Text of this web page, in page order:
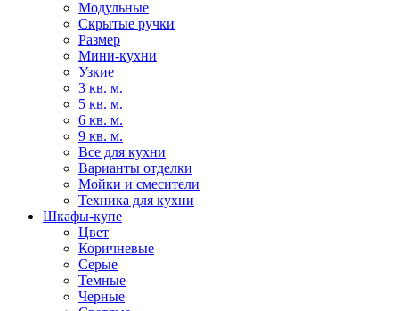
Модульные
Скрытые ручки
Размер
Мини-кухни
Узкие
3 кв. м.
5 кв. м.
6 кв. м.
9 кв. м.
Все для кухни
Варианты отделки
Мойки и смесители
Техника для кухни
Шкафы-купе
Цвет
Коричневые
Серые
Темные
Черные